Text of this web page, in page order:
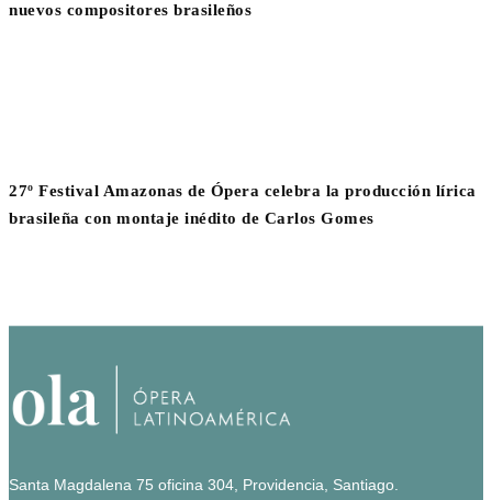
nuevos compositores brasileños
27º Festival Amazonas de Ópera celebra la producción lírica
brasileña con montaje inédito de Carlos Gomes
Santa Magdalena 75 oficina 304, Providencia, Santiago.